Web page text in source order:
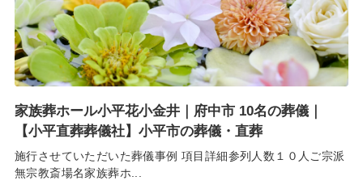
家族葬ホール小平花小金井｜府中市 10名の葬儀｜
【小平直葬葬儀社】小平市の葬儀・直葬
施行させていただいた葬儀事例 項目詳細参列人数１０人ご宗派
無宗教斎場名家族葬ホ...